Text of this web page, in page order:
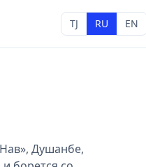
TJ RU EN
Душанбе,